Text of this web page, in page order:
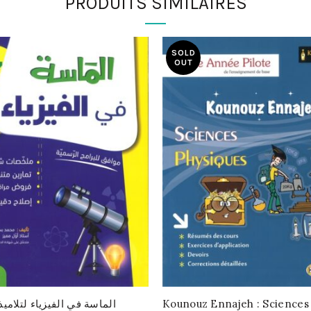
SOLD
OUT
Kounouz Ennajeh : Sciences